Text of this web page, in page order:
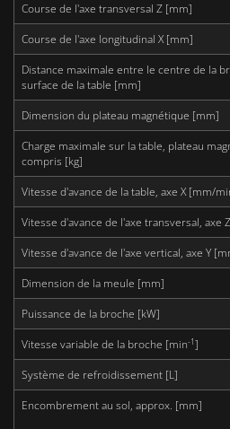
Course de l'axe transversal Z [mm]
Course de l'axe longitudinal X [mm]
Distance maximale entre le centre de la
surface de la table [mm]
Dimension du plateau magnétique [mm]
Charge maximale sur la table, plateau
compris [kg]
Vitesse d'avance de la table, axe X [mm/
Vitesse d'avance de l'axe transversal, axe
Vitesse d'avance de l'axe vertical, axe Y
Dimension de la meule [mm]
Puissance de la broche [kW]
Vitesse variable de la broche [min-1]
Système de refroidissement [L]
Encombrement au sol, approx. [mm]